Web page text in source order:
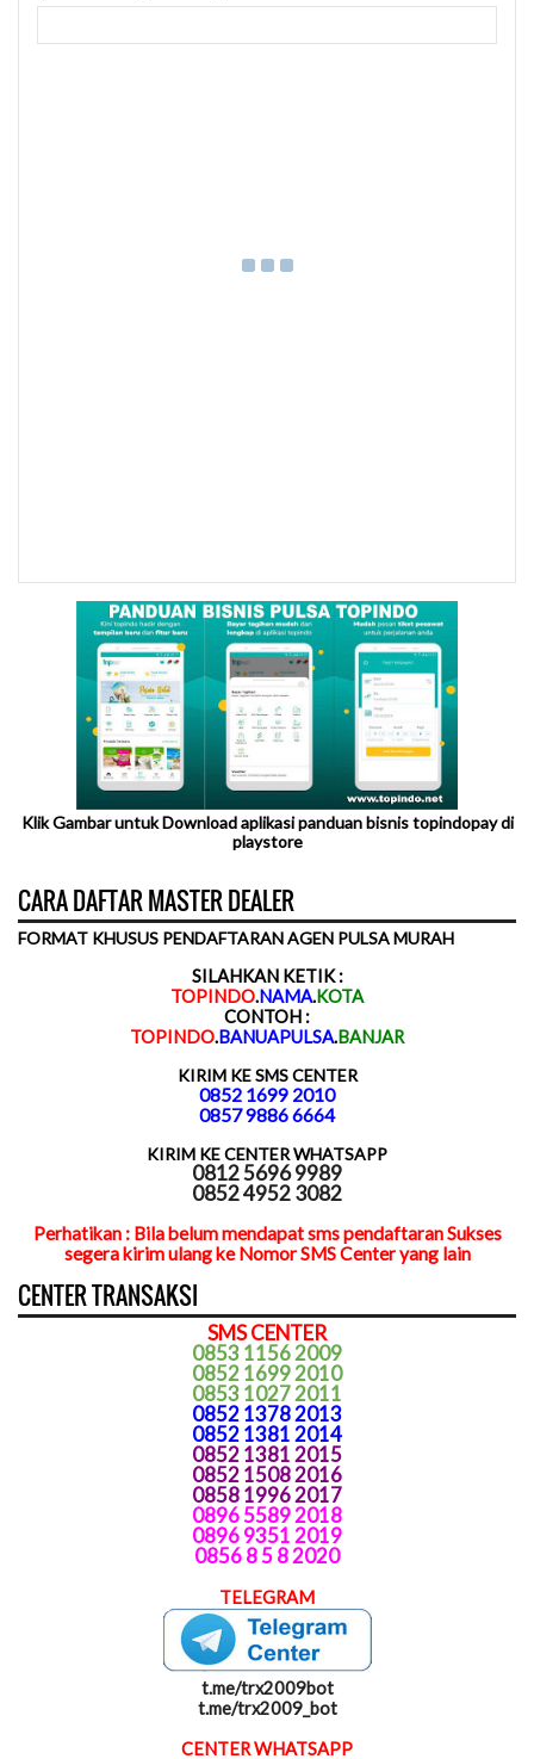
Klik Gambar untuk Download aplikasi panduan bisnis topindopay di
playstore
CARA DAFTAR MASTER DEALER
FORMAT KHUSUS PENDAFTARAN AGEN PULSA MURAH
SILAHKAN KETIK :
TOPINDO.NAMA.KOTA
CONTOH :
TOPINDO.BANUAPULSA.BANJAR
KIRIM KE SMS CENTER
0852 1699 2010
0857 9886 6664
KIRIM KE CENTER WHATSAPP
0812 5696 9989
0852 4952 3082
Perhatikan : Bila belum mendapat sms pendaftaran Sukses
segera kirim ulang ke Nomor SMS Center yang lain
CENTER TRANSAKSI
SMS CENTER
0853 1156 2009
0852 1699 2010
0853 1027 2011
0852 1378 2013
0852 1381 2014
0852 1381 2015
0852 1508 2016
0858 1996 2017
0896 5589 2018
0896 9351 2019
0856 8 5 8 2020
TELEGRAM
t.me/trx2009bot
t.me/trx2009_bot
CENTER WHATSAPP